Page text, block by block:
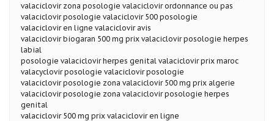
valaciclovir zona posologie valaciclovir ordonnance ou pas
valaciclovir posologie valaciclovir 500 posologie
valaciclovir en ligne valaciclovir avis
valaciclovir biogaran 500 mg prix valaciclovir posologie herpes
labial
posologie valaciclovir herpes genital valaciclovir prix maroc
valacyclovir posologie valaciclovir posologie
valaciclovir posologie zona valaciclovir 500 mg prix algerie
valaciclovir posologie zona valaciclovir posologie herpes
genital
valaciclovir 500 mg prix valaciclovir en ligne